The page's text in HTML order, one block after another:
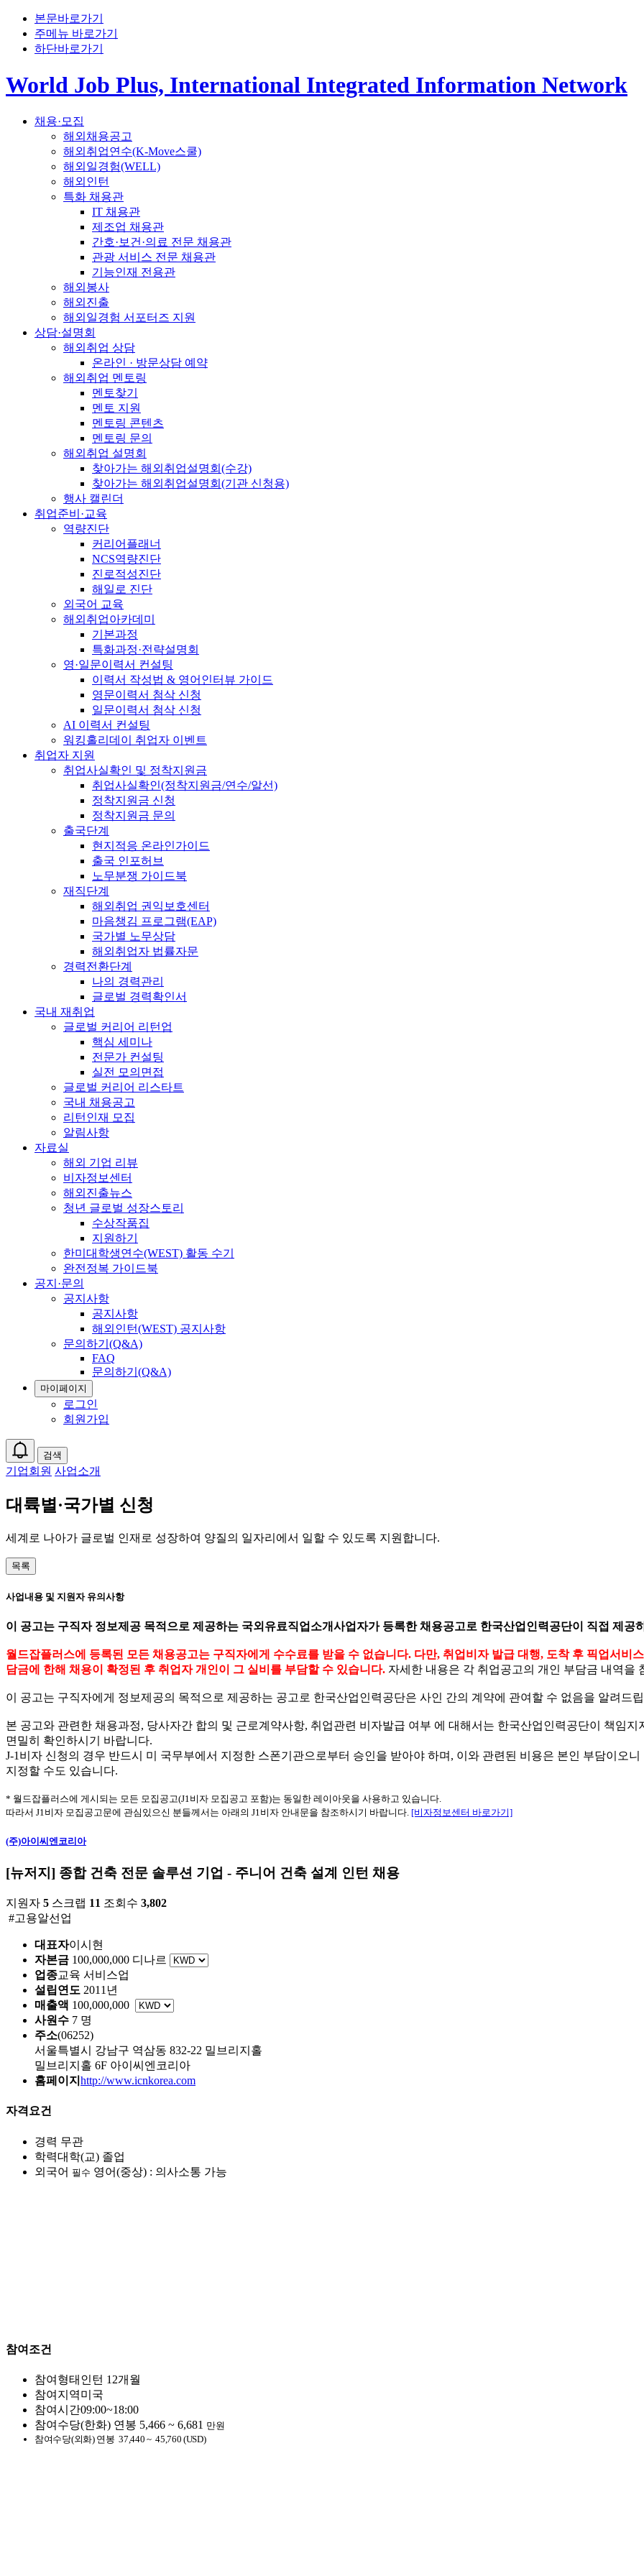
본문바로가기
주메뉴 바로가기
하단바로가기
World Job Plus, International Integrated Information Network
채용·모집
해외채용공고
해외취업연수(K-Move스쿨)
해외일경험(WELL)
해외인턴
특화 채용관
IT 채용관
제조업 채용관
간호·보건·의료 전문 채용관
관광 서비스 전문 채용관
기능인재 전용관
해외봉사
해외진출
해외일경험 서포터즈 지원
상담·설명회
해외취업 상담
온라인 · 방문상담 예약
해외취업 멘토링
멘토찾기
멘토 지원
멘토링 콘텐츠
멘토링 문의
해외취업 설명회
찾아가는 해외취업설명회(수강)
찾아가는 해외취업설명회(기관 신청용)
행사 캘린더
취업준비·교육
역량진단
커리어플래너
NCS역량진단
진로적성진단
해일로 진단
외국어 교육
해외취업아카데미
기본과정
특화과정·전략설명회
영·일문이력서 컨설팅
이력서 작성법 & 영어인터뷰 가이드
영문이력서 첨삭 신청
일문이력서 첨삭 신청
AI 이력서 컨설팅
워킹홀리데이 취업자 이벤트
취업자 지원
취업사실확인 및 정착지원금
취업사실확인(정착지원금/연수/알선)
정착지원금 신청
정착지원금 문의
출국단계
현지적응 온라인가이드
출국 인포허브
노무분쟁 가이드북
재직단계
해외취업 권익보호센터
마음챙김 프로그램(EAP)
국가별 노무상담
해외취업자 법률자문
경력전환단계
나의 경력관리
글로벌 경력확인서
국내 재취업
글로벌 커리어 리턴업
핵심 세미나
전문가 컨설팅
실전 모의면접
글로벌 커리어 리스타트
국내 채용공고
리턴인재 모집
알림사항
자료실
해외 기업 리뷰
비자정보센터
해외진출뉴스
청년 글로벌 성장스토리
수상작품집
지원하기
한미대학생연수(WEST) 활동 수기
완전정복 가이드북
공지·문의
공지사항
공지사항
해외인턴(WEST) 공지사항
문의하기(Q&A)
FAQ
문의하기(Q&A)
마이페이지
로그인
회원가입
검색
기업회원 사업소개
대륙별·국가별 신청
세계로 나아가 글로벌 인재로 성장하여 양질의 일자리에서 일할 수 있도록 지원합니다.
목록
사업내용 및 지원자 유의사항
이 공고는 구직자 정보제공 목적으로 제공하는 국외유료직업소개사업자가 등록한 채용공고로 한국산업인력공단이 직접 제공
월드잡플러스에 등록된 모든 채용공고는 구직자에게 수수료를 받을 수 없습니다. 다만, 취업비자 발급 대행, 도착 후 픽업서비
담금에 한해 채용이 확정된 후 취업자 개인이 그 실비를 부담할 수 있습니다. 자세한 내용은 각 취업공고의 개인 부담금 내역을
이 공고는 구직자에게 정보제공의 목적으로 제공하는 공고로 한국산업인력공단은 사인 간의 계약에 관여할 수 없음을 알려드
본 공고와 관련한 채용과정, 당사자간 합의 및 근로계약사항, 취업관련 비자발급 여부 에 대해서는 한국산업인력공단이 책임
면밀히 확인하시기 바랍니다.
J-1비자 신청의 경우 반드시 미 국무부에서 지정한 스폰기관으로부터 승인을 받아야 하며, 이와 관련된 비용은 본인 부담이오
지정할 수도 있습니다.
* 월드잡플러스에 게시되는 모든 모집공고(J1비자 모집공고 포함)는 동일한 레이아웃을 사용하고 있습니다.
따라서 J1비자 모집공고문에 관심있으신 분들께서는 아래의 J1비자 안내문을 참조하시기 바랍니다. [비자정보센터 바로가기]
(주)아이씨엔코리아
[뉴저지] 종합 건축 전문 솔루션 기업 - 주니어 건축 설계 인턴 채용
지원자 5 스크랩 11 조회수 3,802
#고용알선업
대표자이시현
자본금 100,000,000 디나르
업종교육 서비스업
설립연도 2011년
매출액 100,000,000
사원수 7 명
주소(06252)
서울특별시 강남구 역삼동 832-22 밀브리지홀
밀브리지홀 6F 아이씨엔코리아
홈페이지 http://www.icnkorea.com
자격요건
경력 무관
학력대학(교) 졸업
외국어 필수 영어(중상) : 의사소통 가능
참여조건
참여형태 인턴 12개월
참여지역미국
참여시간09:00~18:00
참여수당(한화) 연봉 5,466 ~ 6,681 만원
참여수당(외화) 연봉 37,440 ~ 45,760 (USD)